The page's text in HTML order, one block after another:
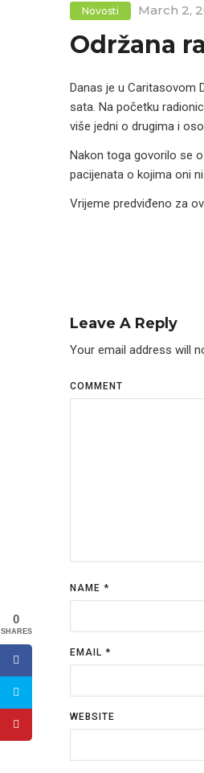
Novosti March 2,
Održana
Danas je u Caritasovom
sata. Na početku
više jedni o drugima i
Nakon toga govorilo se
pacijenata o kojima oni
Vrijeme predviđeno za
Leave A Reply
Your email address will
COMMENT
NAME *
EMAIL *
WEBSITE
0
SHARES